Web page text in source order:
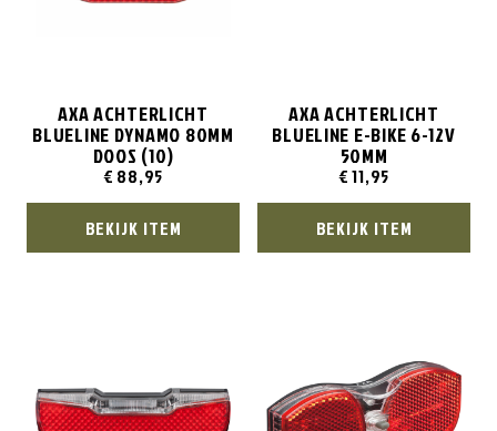
AXA ACHTERLICHT
BLUELINE DYNAMO 80MM
DOOS (10)
€ 88,95
BEKIJK ITEM
AXA ACHTERLICHT
BLUELINE E-BIKE 6-12V
50MM
€11,95
BEKIJK ITEM